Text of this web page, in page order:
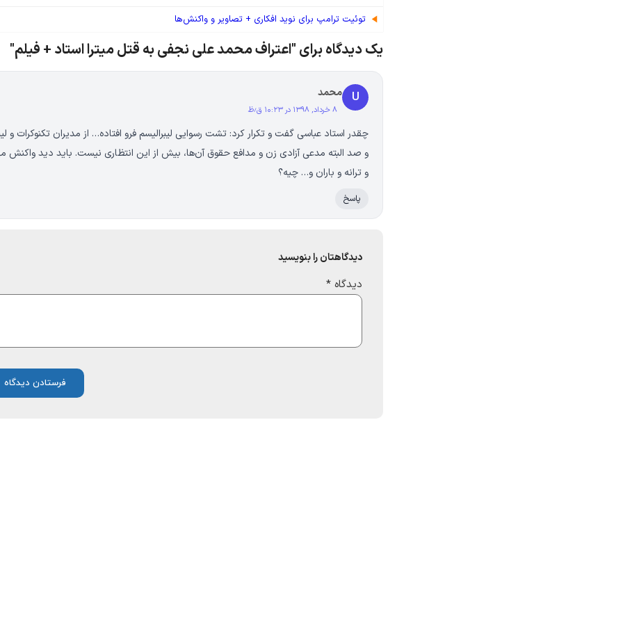
توئیت ترامپ برای نوید افکاری + تصاویر و واکنش‌ها
یک دیدگاه برای "اعتراف محمد علی نجفی به قتل میترا استاد + فیلم"
U محمد
۸ خرداد, ۱۳۹۸ در ۱۰:۲۳ ق٫ظ
چقدر استاد عباسی گفت و تکرار کرد: تشت رسوایی لیبرالیسم فرو افتاده… از مدیران تکنوکرات و
و صد البته مدعی آزادی زن و مدافع حقوق آن‌ها، بیش از این انتظاری نیست. باید دید واکنش
و ترانه و باران و… چیه؟
پاسخ
دیدگاهتان را بنویسید
دیدگاه *